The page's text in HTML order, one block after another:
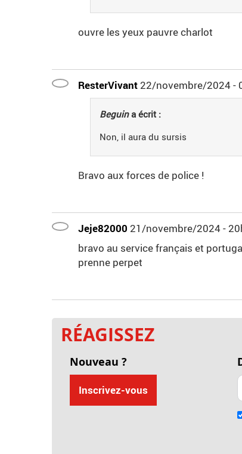
ouvre les yeux pauvre charlot
ResterVivant 22/novembre/2024 -
Beguina écrit :
Non, il aura du sursis
Bravo aux forces de police !
Jeje82000 21/novembre/2024 -
bravo au service français et
prenne perpet
RÉAGISSEZ
Nouveau ?
Inscrivez-vous